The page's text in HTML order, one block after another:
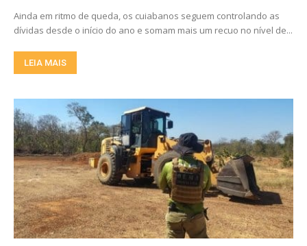
Ainda em ritmo de queda, os cuiabanos seguem controlando as
dívidas desde o início do ano e somam mais um recuo no nível de...
LEIA MAIS